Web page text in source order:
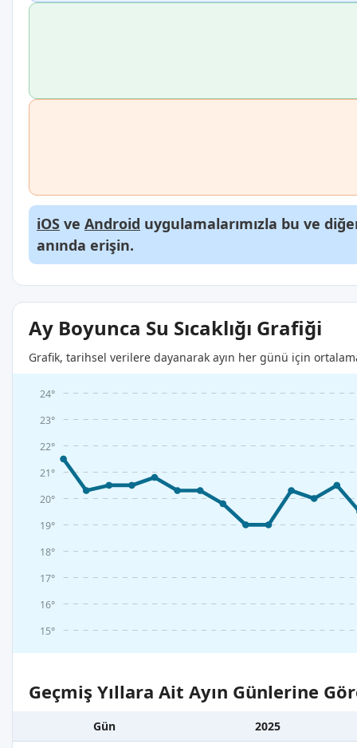
iOS ve Android uygulamalarımızla bu ve
anında erişin.
Ay Boyunca Su Sıcaklığı Grafiği
Grafik, tarihsel verilere dayanarak ayın her günü için
15°
16°
17°
18°
19°
20°
21°
22°
23°
24°
Geçmiş Yıllara Ait Ayın Günlerine
Gün
2025